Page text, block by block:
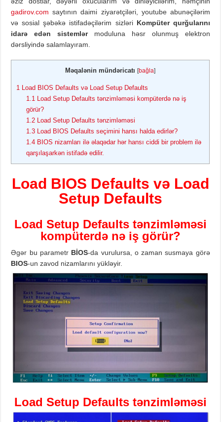
gadirov.com saytının daimi ziyarətçiləri, youtube abunəçilərim
və sosial şəbəkə istifadəçilərim sizləri Kompüter qurğularını
idarə edən sistemlər moduluna həsr olunmuş elektron
dərsliyində salamlayıram.
Məqalənin mündəricatı [bağla]
1 Load BIOS Defaults və Load Setup Defaults
1.1 Load Setup Defaults tənzimləməsi kompüterdə nə iş
görür?
1.2 Load Setup Defaults tənzimləməsi
1.3 Load BIOS Defaults seçimini hansı halda edirlər?
1.4 BIOS nizamları ilə əlaqədar hər hansı ciddi bir problem ilə
qarşılaşarkən istifadə edilir.
Load BIOS Defaults və Load
Setup Defaults
Load Setup Defaults tənzimləməsi
kompüterdə nə iş görür?
Əgər bu parametr BİOS-da vurulursa, o zaman susmaya görə
BIOS-un zavod nizamlarını yükləyir.
Load Setup Defaults tənzimləməsi